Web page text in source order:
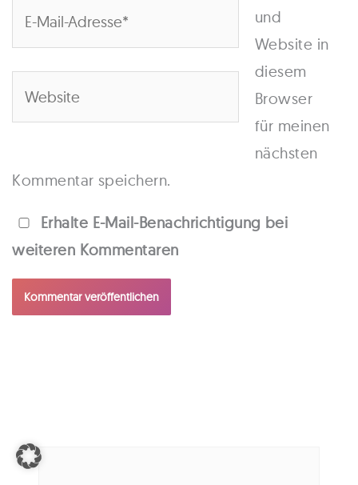
und
Website in
diesem
Browser
für meinen
nächsten
Kommentar speichern.
Erhalte E-Mail-Benachrichtigung bei
weiteren Kommentaren